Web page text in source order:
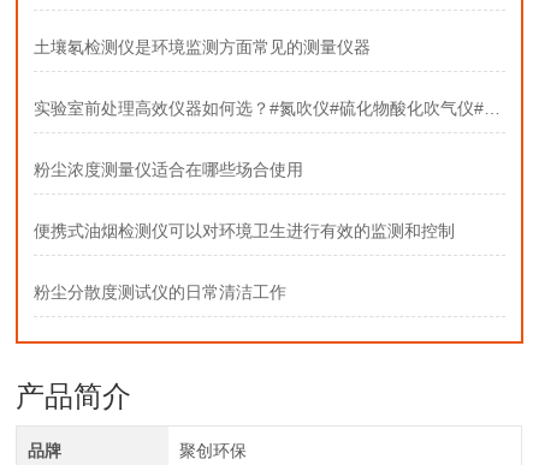
土壤氡检测仪是环境监测方面常见的测量仪器
实验室前处理高效仪器如何选？#氮吹仪#硫化物酸化吹气仪#固相萃取装置
粉尘浓度测量仪适合在哪些场合使用
便携式油烟检测仪可以对环境卫生进行有效的监测和控制
粉尘分散度测试仪的日常清洁工作
产品简介
品牌 聚创环保